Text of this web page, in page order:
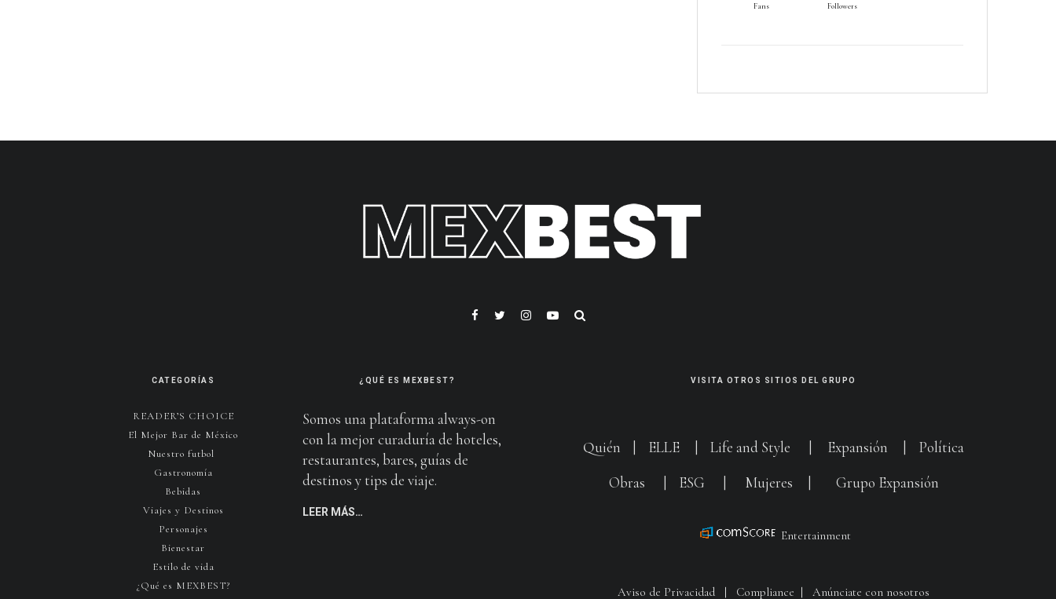
Fans Followers
CATEGORÍAS
READER’S CHOICE
El Mejor Bar de México
Nuestro futbol
Gastronomía
Bebidas
Viajes y Destinos
Personajes
Bienestar
Estilo de vida
¿Qué es MEXBEST?
¿QUÉ ES MEXBEST?
Somos una plataforma always-on
con la mejor curaduría de hoteles,
restaurantes, bares, guías de
destinos y tips de viaje.
LEER MÁS…
VISITA OTROS SITIOS DEL GRUPO
Quién ELLE Life and Style Expansión
Política
Obras
ESG Mujeres Grupo Expansión
Entertainment
Aviso de Privacidad | Compliance | Anúnciate con nosotros